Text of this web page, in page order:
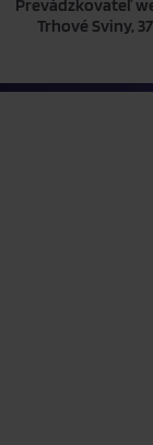
Prevádzkovateľ
Trhové Sviny,